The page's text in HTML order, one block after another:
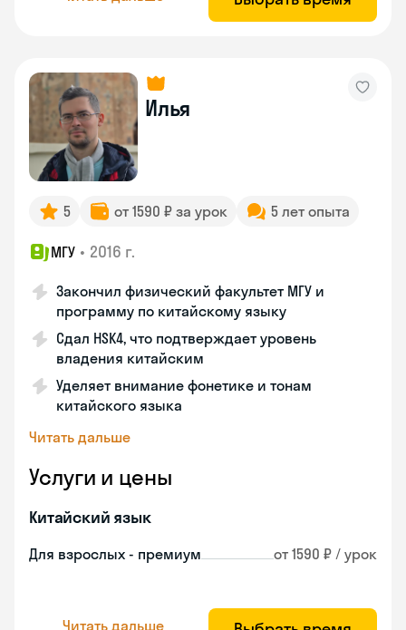
Илья
5 от 1590 ₽ за урок 5 лет опыта
МГУ • 2016 г.
Закончил физический факультет МГУ и
программу по китайскому языку
Сдал HSK4, что подтверждает уровень
владения китайским
Уделяет внимание фонетике и тонам
китайского языка
Читать дальше
Услуги и цены
Китайский язык
Для взрослых - премиум от 1590 ₽ / урок
Читать дальше